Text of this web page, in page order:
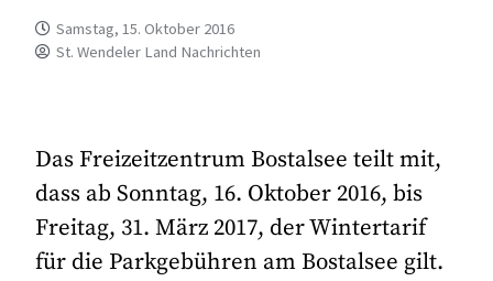
Samstag, 15. Oktober 2016
St. Wendeler Land Nachrichten
Das Freizeitzentrum Bostalsee teilt mit,
dass ab Sonntag, 16. Oktober 2016, bis
Freitag, 31. März 2017, der Wintertarif
für die Parkgebühren am Bostalsee gilt.